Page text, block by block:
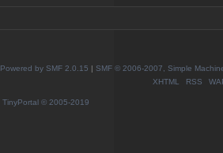
Powered by SMF 2.0.15 | SMF © 2006-2007, Simple
XHTML
RSS
TinyPortal © 2005-2019